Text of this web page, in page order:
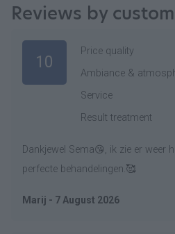
Reviews by
10
Price quality
Ambiance &
Service
Result treatment
Dankjewel Sema😘, ik zie er weer
perfecte behandelingen.🥰
Marij - 7 August 2026